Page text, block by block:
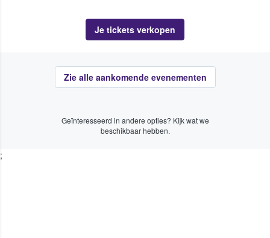
Je tickets verkopen
Zie alle aankomende evenementen
Geïnteresseerd in andere opties? Kijk wat we
beschikbaar hebben.
;